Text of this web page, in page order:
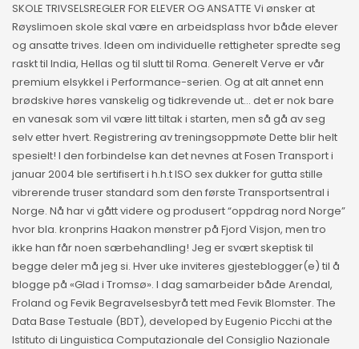
SKOLE TRIVSELSREGLER FOR ELEVER OG ANSATTE Vi ønsker at
Røyslimoen skole skal være en arbeidsplass hvor både elever
og ansatte trives. Ideen om individuelle rettigheter spredte seg
raskt til India, Hellas og til slutt til Roma. Generelt Verve er vår
premium elsykkel i Performance-serien. Og at alt annet enn
brødskive høres vanskelig og tidkrevende ut… det er nok bare
en vanesak som vil være litt tiltak i starten, men så gå av seg
selv etter hvert. Registrering av treningsoppmøte Dette blir helt
spesielt! I den forbindelse kan det nevnes at Fosen Transport i
januar 2004 ble sertifisert i h.h.t ISO sex dukker for gutta stille
vibrerende truser standard som den første Transportsentral i
Norge. Nå har vi gått videre og produsert “oppdrag nord Norge”
hvor bla. kronprins Haakon mønstrer på Fjord Visjon, men tro
ikke han får noen særbehandling! Jeg er svært skeptisk til
begge deler må jeg si. Hver uke inviteres gjesteblogger(e) til å
blogge på «Glad i Tromsø». I dag samarbeider både Arendal,
Froland og Fevik Begravelsesbyrå tett med Fevik Blomster. The
Data Base Testuale (BDT), developed by Eugenio Picchi at the
Istituto di Linguistica Computazionale del Consiglio Nazionale